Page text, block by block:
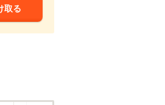
取る